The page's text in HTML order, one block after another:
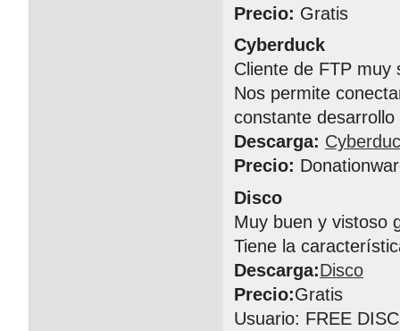
Precio: Gratis
Cyberduck
Cliente de FTP muy
Nos permite
constante
Descarga:
Precio:
Disco
Muy buen y vistoso
Tiene la
Descarga:Disco
Precio:Gratis
Usuario: FREE